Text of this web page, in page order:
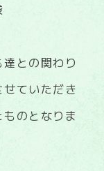
との関わり
ていただき
のとなりま